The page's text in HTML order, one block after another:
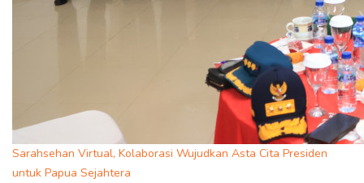
Sarahsehan Virtual, Kolaborasi Wujudkan Asta Cita Presiden
untuk Papua Sejahtera